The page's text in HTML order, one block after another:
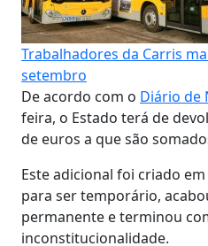
Trabalhadores da Carris
setembro
De acordo com o Diário de
feira, o Estado terá de
de euros a que são
Este adicional foi criado
para ser temporário,
permanente e terminou
inconstitucionalidade.